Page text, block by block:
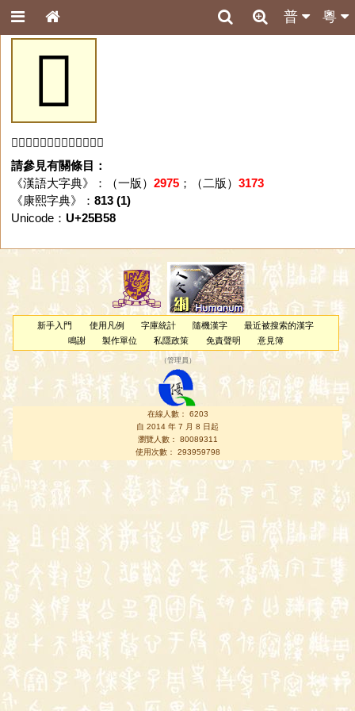
粵
普
𥭘
「𥭘」字未收錄於本資料庫。
請參見有關條目：
《漢語大字典》：（一版） 2975；（二版） 3173
《康熙字典》： 813 (1)
Unicode： U+25B58
新手入門 使用凡例 字庫統計 隨機漢字
最近被搜索的漢字
鳴謝
製作單位 私隱政策 免責聲明 意見簿
（管理員 ）
在線人數： 6203
自 2014 年 7 月 8 日起
瀏覽人數： 80089311
使用次數： 293959798